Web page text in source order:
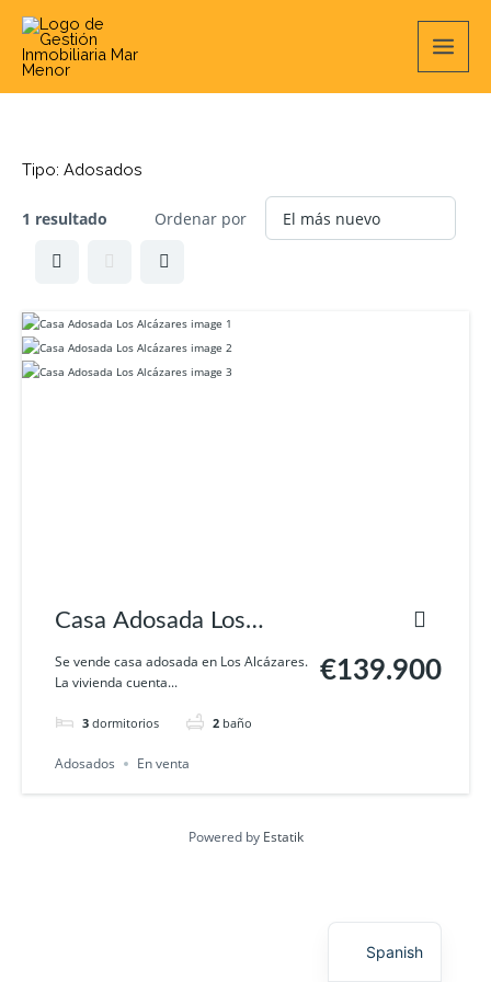
contenido
Main
Tipo: Adosados
1 resultado Ordenar por
Casa Adosada Los
Alcázares
Se vende casa adosada en Los Alcázares.
La vivienda cuenta...
3 dormitorios 2 baño
€139.900
Adosados En venta
Powered by Estatik
Spanish